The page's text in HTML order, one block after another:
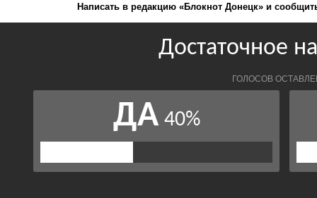
Написать в редакцию «Блокнот Донецк» и